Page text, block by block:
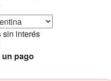
sin interés
un pago